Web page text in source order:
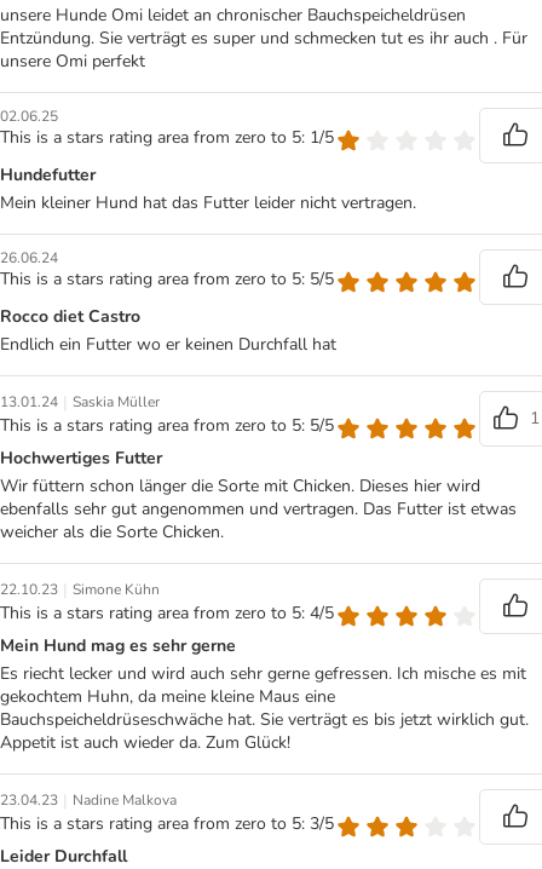
unsere Hunde Omi leidet an chronischer Bauchspeicheldrüsen
Entzündung. Sie verträgt es super und schmecken tut es ihr auch . Für
unsere Omi perfekt
02.06.25
This is a stars rating area from zero to 5: 1/5
Hundefutter
Mein kleiner Hund hat das Futter leider nicht vertragen.
26.06.24
This is a stars rating area from zero to 5: 5/5
Rocco diet Castro
Endlich ein Futter wo er keinen Durchfall hat
13.01.24 | Saskia Müller
This is a stars rating area from zero to 5: 5/5
1
Hochwertiges Futter
Wir füttern schon länger die Sorte mit Chicken. Dieses hier wird
ebenfalls sehr gut angenommen und vertragen. Das Futter ist etwas
weicher als die Sorte Chicken.
22.10.23 | Simone Kühn
This is a stars rating area from zero to 5: 4/5
Mein Hund mag es sehr gerne
Es riecht lecker und wird auch sehr gerne gefressen. Ich mische es mit
gekochtem Huhn, da meine kleine Maus eine
Bauchspeicheldrüseschwäche hat. Sie verträgt es bis jetzt wirklich gut.
Appetit ist auch wieder da. Zum Glück!
23.04.23 | Nadine Malkova
This is a stars rating area from zero to 5: 3/5
Leider Durchfall